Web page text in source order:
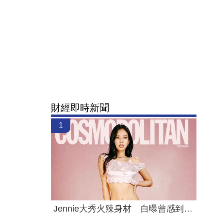
財經即時新聞
1
Jennie大秀火辣身材 自曝曾感到自卑